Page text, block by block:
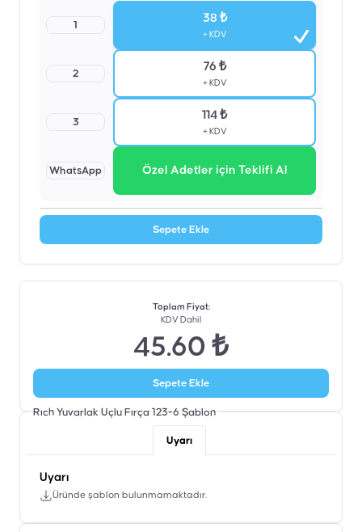
1
38 ₺
+ KDV
2
76 ₺
+ KDV
3
114 ₺
+ KDV
WhatsApp Özel Adetler için Teklifi Al
Sepete Ekle
Toplam Fiyat:
KDV Dahil
45.60 ₺
Sepete Ekle
Rıch Yuvarlak Uçlu Fırça 123-6 Şablon
Uyarı
Uyarı
Üründe şablon bulunmamaktadır.